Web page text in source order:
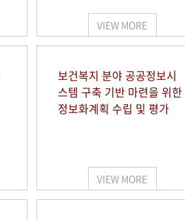
VIEW MORE
보건복지 분야 공공정보시
스템 구축 기반 마련을 위한
정보화계획 수립 및 평가
VIEW MORE